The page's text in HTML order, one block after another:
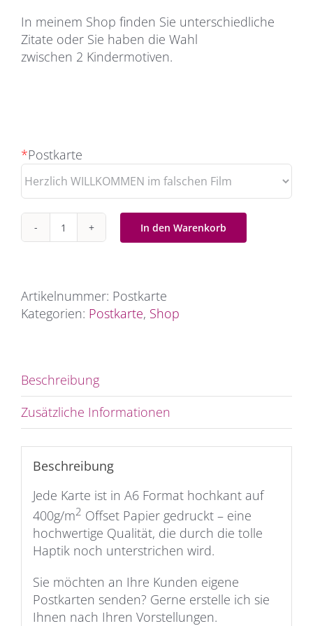
In meinem Shop finden Sie unterschiedliche
Zitate oder Sie haben die Wahl
zwischen 2 Kindermotiven.
*Postkarte
Postkarte
In den Warenkorb
Artikelnummer: Postkarte
Kategorien: Postkarte, Shop
Beschreibung
Zusätzliche Informationen
Beschreibung
Jede Karte ist in A6 Format hochkant auf
400g/m2 Offset Papier gedruckt – eine
hochwertige Qualität, die durch die tolle
Haptik noch unterstrichen wird.
Sie möchten an Ihre Kunden eigene
Postkarten senden? Gerne erstelle ich sie
Ihnen nach Ihren Vorstellungen.